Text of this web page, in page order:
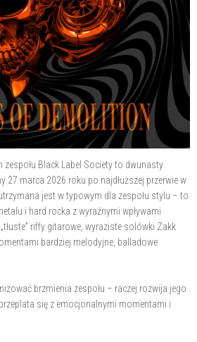
Black Label Society to dwunasty
27 marca 2026 roku po najdłuższej przerwie w
jest w typowym dla zespołu stylu – to
i hard rocka z wyraźnymi wpływami
riffy gitarowe, wyraziste solówki Zakk
bardziej melodyjne, balladowe
brzmienia zespołu – raczej rozwija jego
się z emocjonalnymi momentami i